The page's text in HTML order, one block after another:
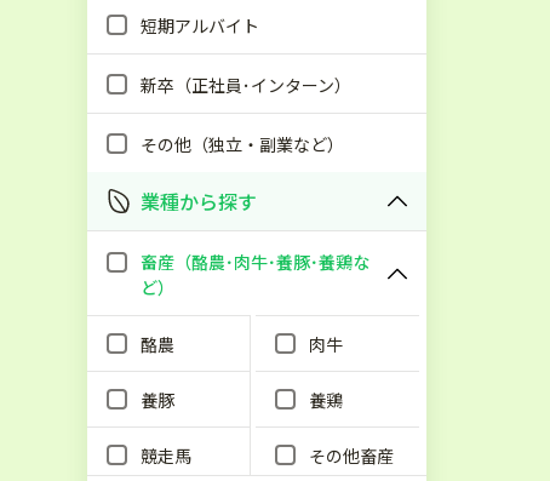
短期アルバイト
新卒（正社員･インターン）
その他（独立・副業など）
業種から探す
畜産（酪農･肉牛･養豚･養鶏な
ど）
酪農 肉牛
養豚 養鶏
競走馬 その他畜産